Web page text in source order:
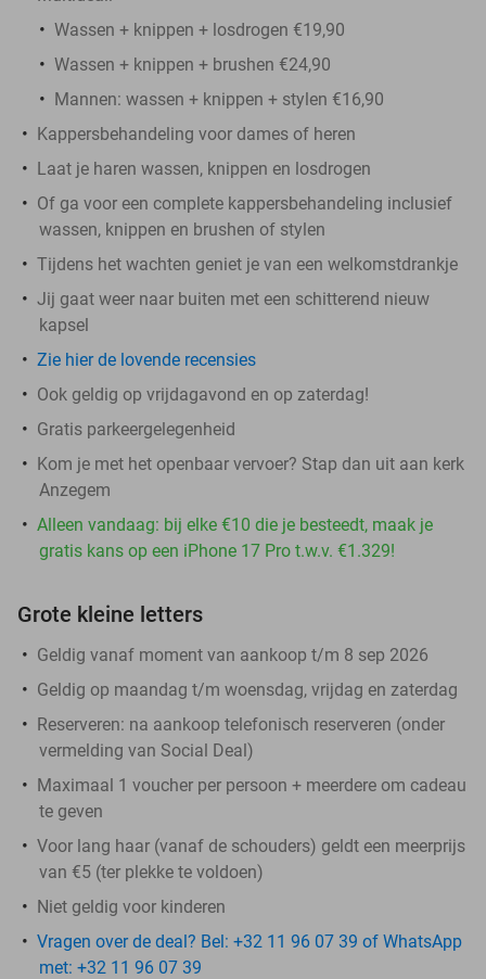
Wassen + knippen + losdrogen €19,90
Wassen + knippen + brushen €24,90
Mannen: wassen + knippen + stylen €16,90
Kappersbehandeling voor dames of heren
Laat je haren wassen, knippen en losdrogen
Of ga voor een complete kappersbehandeling inclusief
wassen, knippen en brushen of stylen
Tijdens het wachten geniet je van een welkomstdrankje
Jij gaat weer naar buiten met een schitterend nieuw
kapsel
Zie hier de lovende recensies
Ook geldig op vrijdagavond en op zaterdag!
Gratis parkeergelegenheid
Kom je met het openbaar vervoer? Stap dan uit aan kerk
Anzegem
Alleen vandaag: bij elke €10 die je besteedt, maak je
gratis kans op een iPhone 17 Pro t.w.v. €1.329!
Grote kleine letters
Geldig vanaf moment van aankoop t/m 8 sep 2026
Geldig op maandag t/m woensdag, vrijdag en zaterdag
Reserveren: na aankoop telefonisch reserveren (onder
vermelding van Social Deal)
Maximaal 1 voucher per persoon + meerdere om cadeau
te geven
Voor lang haar (vanaf de schouders) geldt een meerprijs
van €5 (ter plekke te voldoen)
Niet geldig voor kinderen
Vragen over de deal? Bel: +32 11 96 07 39 of WhatsApp
met: +32 11 96 07 39